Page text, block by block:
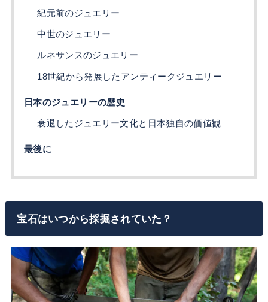
紀元前のジュエリー
中世のジュエリー
ルネサンスのジュエリー
18世紀から発展したアンティークジュエリー
日本のジュエリーの歴史
衰退したジュエリー文化と日本独自の価値観
最後に
宝石はいつから採掘されていた？